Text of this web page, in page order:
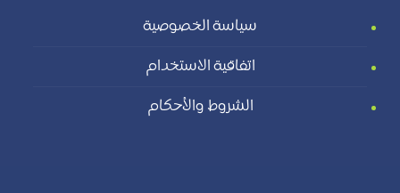
سياسة الخصوصية
اتفاقية الاستخدام
الشروط والأحكام